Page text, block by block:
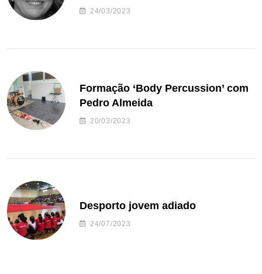
24/03/2023
Formação ‘Body Percussion’ com
Pedro Almeida
20/03/2023
Desporto jovem adiado
24/07/2023